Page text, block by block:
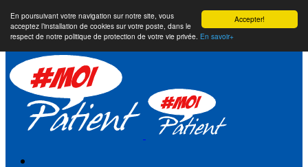
Accepter!
En poursuivant votre navigation sur notre site, vous
acceptez l’installation de cookies sur votre poste, dans le
respect de notre politique de protection de votre vie privée. En savoir+